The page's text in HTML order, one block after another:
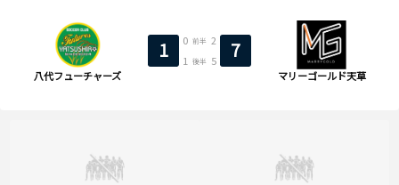
八代フューチャーズ
1 0 前半 2
1
後半 5 7
マリーゴールド天草